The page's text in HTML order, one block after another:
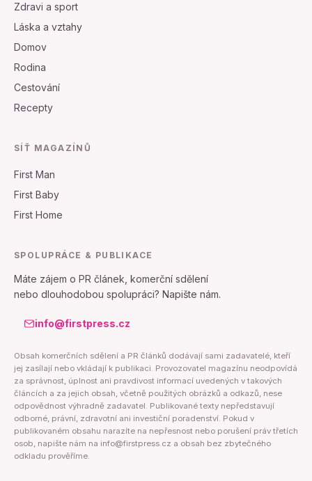
Zdravi a sport
Láska a vztahy
Domov
Rodina
Cestování
Recepty
SÍŤ MAGAZÍNŮ
First Man
First Baby
First Home
SPOLUPRÁCE & PUBLIKACE
Máte zájem o PR článek, komerční sdělení
nebo dlouhodobou spolupráci? Napište nám.
info@firstpress.cz
Obsah komerčních sdělení a PR článků dodávají sami zadavatelé, kteří
jej zasílají nebo vkládají k publikaci. Provozovatel magazínu neodpovídá
za správnost, úplnost ani pravdivost informací uvedených v takových
článcích a za jejich obsah, včetně použitých obrázků a odkazů, nese
odpovědnost výhradně zadavatel. Publikované texty nepředstavují
odborné, právní, zdravotní ani investiční poradenství. Pokud v
publikovaném obsahu narazíte na nepřesnost nebo porušení práv třetích
osob, napište nám na info@firstpress.cz a obsah bez zbytečného
odkladu prověříme.